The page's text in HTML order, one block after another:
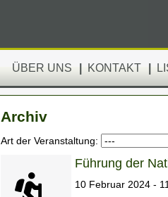
ÜBER UNS KONTAKT
Archiv
Art der Veranstaltung:
Führung der
10 Februar 2024 -